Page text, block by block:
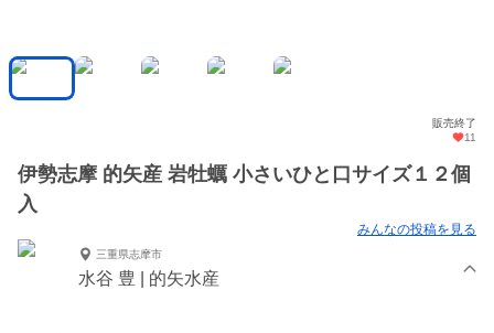
販売終了
11
伊勢志摩 的矢産 岩牡蠣 小さいひと口サイズ１２個
入
みんなの投稿を見る
三重県志摩市
水谷 豊 | 的矢水産